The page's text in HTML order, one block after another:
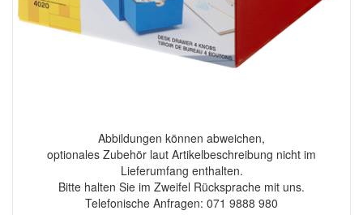
Abbildungen können abweichen,
optionales Zubehör laut Artikelbeschreibung nicht im
Lieferumfang enthalten.
Bitte halten Sie im Zweifel Rücksprache mit uns.
Telefonische Anfragen: 071 9888 980